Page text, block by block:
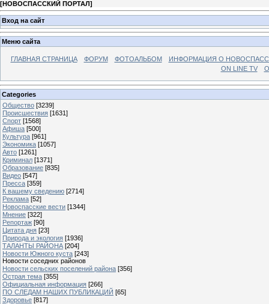
[НОВОСПАССКИЙ ПОРТАЛ]
Вход на сайт
Меню сайта
ГЛАВНАЯ СТРАНИЦА ФОРУМ ФОТОАЛЬБОМ
ИНФОРМАЦИЯ О
ON LINE TV
Categories
Общество [3239]
Происшествия [1631]
Спорт [1568]
Афиша [500]
Культура [961]
Экономика [1057]
Авто [1261]
Криминал [1371]
Образование [835]
Видео [547]
Пресса [359]
К вашему сведению [2714]
Реклама [52]
Новоспасские вести [1344]
Мнение [322]
Репортаж [90]
Цитата дня [23]
Природа и экология [1936]
ТАЛАНТЫ РАЙОНА [204]
Новости Южного куста [243]
Новости соседних районов
Новости сельских поселений района [356]
Острая тема [355]
Официальная информация [266]
ПО СЛЕДАМ НАШИХ ПУБЛИКАЦИЙ [65]
Здоровье [817]